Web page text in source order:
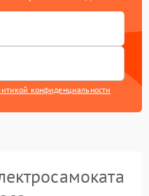
конфиденциальности